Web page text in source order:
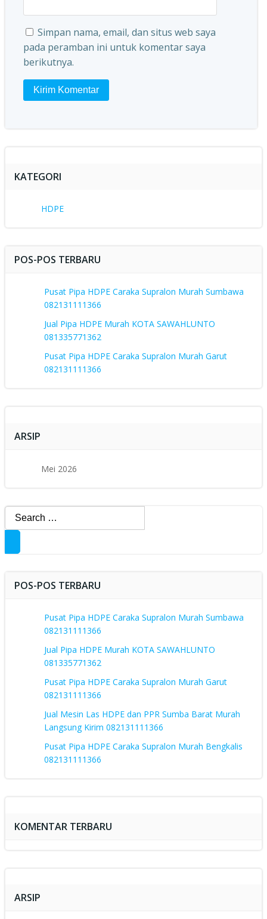
Simpan nama, email, dan situs web saya
pada peramban ini untuk komentar saya
berikutnya.
KATEGORI
HDPE
POS-POS TERBARU
Pusat Pipa HDPE Caraka Supralon Murah Sumbawa
082131111366
Jual Pipa HDPE Murah KOTA SAWAHLUNTO
081335771362
Pusat Pipa HDPE Caraka Supralon Murah Garut
082131111366
ARSIP
Mei 2026
Search
for:
POS-POS TERBARU
Pusat Pipa HDPE Caraka Supralon Murah Sumbawa
082131111366
Jual Pipa HDPE Murah KOTA SAWAHLUNTO
081335771362
Pusat Pipa HDPE Caraka Supralon Murah Garut
082131111366
Jual Mesin Las HDPE dan PPR Sumba Barat Murah
Langsung Kirim 082131111366
Pusat Pipa HDPE Caraka Supralon Murah Bengkalis
082131111366
KOMENTAR TERBARU
ARSIP